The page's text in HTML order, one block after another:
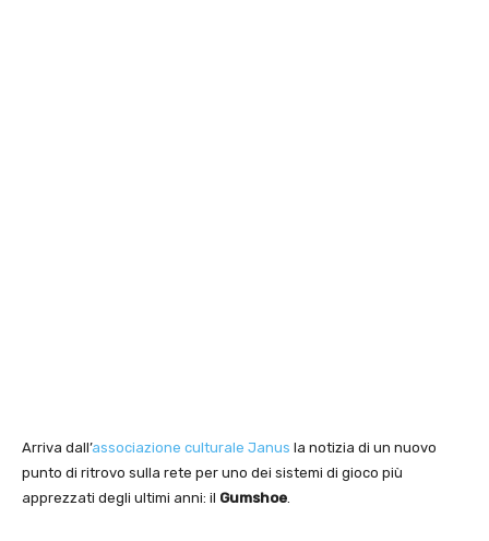
Arriva dall’associazione culturale Janus la notizia di un nuovo
punto di ritrovo sulla rete per uno dei sistemi di gioco più
apprezzati degli ultimi anni: il Gumshoe